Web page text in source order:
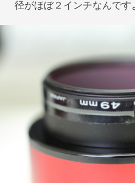
径がほぼ２インチなんです